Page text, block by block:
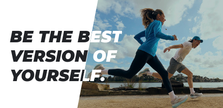
BE THE BEST
VERSION OF
YOURSELF.
BE THE BEST
VERSION OF
YOURSELF.